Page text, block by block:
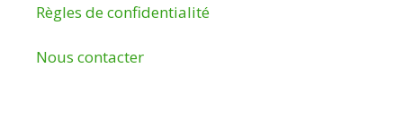
Règles de confidentialité
Nous contacter